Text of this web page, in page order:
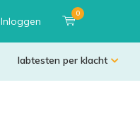
Inloggen
0
labtesten per klacht